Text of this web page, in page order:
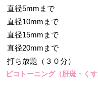
直径5mmまで
直径10mmまで
直径15mmまで
直径20mmまで
打ち放題（３０分）
ピコトーニング（肝斑・く